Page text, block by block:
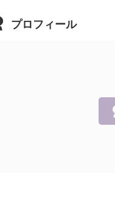
プロフィール